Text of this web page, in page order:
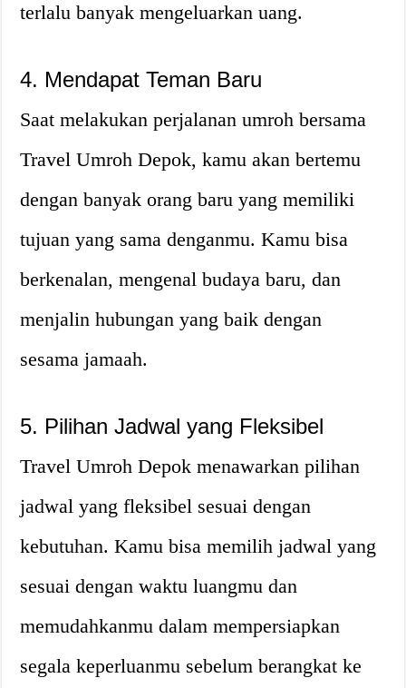
terlalu banyak mengeluarkan uang.
4. Mendapat Teman Baru
Saat melakukan perjalanan umroh bersama
Travel Umroh Depok, kamu akan bertemu
dengan banyak orang baru yang memiliki
tujuan yang sama denganmu. Kamu bisa
berkenalan, mengenal budaya baru, dan
menjalin hubungan yang baik dengan
sesama jamaah.
5. Pilihan Jadwal yang Fleksibel
Travel Umroh Depok menawarkan pilihan
jadwal yang fleksibel sesuai dengan
kebutuhan. Kamu bisa memilih jadwal yang
sesuai dengan waktu luangmu dan
memudahkanmu dalam mempersiapkan
segala keperluanmu sebelum berangkat ke